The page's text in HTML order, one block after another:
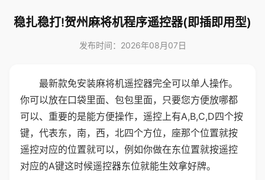
稳扎稳打!贺州麻将机程序遥控器(即插即用型)
发布时间：2026年08月07日
最新款免安装麻将机遥控器完全可以单人操作。
你可以放在口袋里面、包包里面，只要您方便放哪都
可以、重要的是能方便操作，遥控上有A,B,C,D四个按
键，代表东，南，西，北四个方位，座那个位置就按
遥控对应的位置就可以，例如你做在东位置就按遥控
对应的A键这时候遥控器东位就能生效拿好牌。